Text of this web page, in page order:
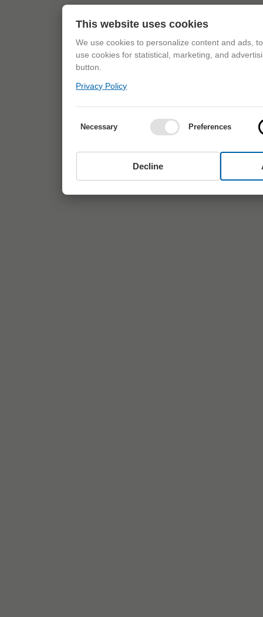
This website uses cookies
We use cookies to personalize content and ads,
use cookies for statistical, marketing, and
button.
Privacy Policy
Necessary Preferences
Decline